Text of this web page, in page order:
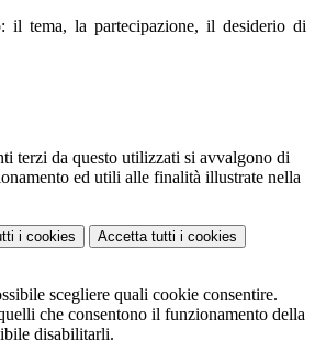
il tema, la partecipazione, il desiderio di
terzi da questo utilizzati si avvalgono di
ed utili alle finalità illustrate nella
i cookies Accetta tutti i cookies
scegliere quali cookie consentire.
che consentono il funzionamento della
disabilitarli.